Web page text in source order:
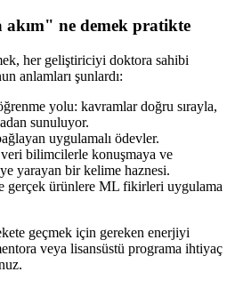
ne demek pratikte
her geliştiriciyi doktora sahibi
anlamları şunlardı:
yolu: kavramlar doğru sırayla,
sunuluyor.
uygulamalı ödevler.
bilimcilerle konuşmaya ve
yarayan bir kelime haznesi.
gerçek ürünlere ML fikirleri uygulama
geçmek için gereken enerjiyi
veya lisansüstü programa ihtiyaç